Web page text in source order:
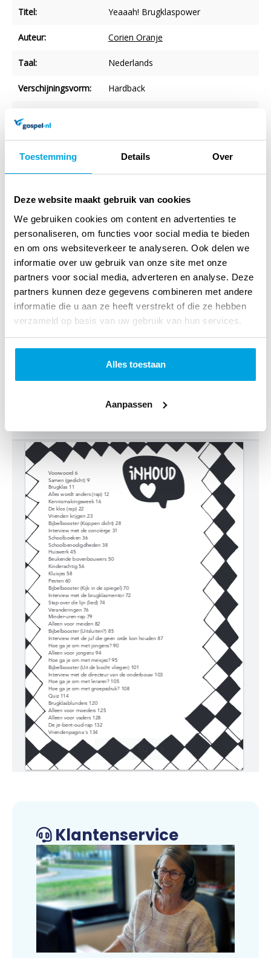
Toestemming Details Over
Deze website maakt gebruik van cookies
We gebruiken cookies om content en advertenties te
personaliseren, om functies voor social media te bieden
en om ons websiteverkeer te analyseren. Ook delen we
informatie over uw gebruik van onze site met onze
partners voor social media, adverteren en analyse. Deze
partners kunnen deze gegevens combineren met andere
informatie die u aan ze heeft verstrekt of die ze hebben
verzameld op basis van uw gebruik van hun services.
Alles toestaan
Aanpassen
Titel: Yeaaah! Brugklaspower
Auteur: Corien Oranje
Taal: Nederlands
Verschijningsvorm: Hardback
NUR-code: 248
Uitgever: Jongbloed Uitgeverij BV
Art.nr.: 9789033835742
Verschijningsdatum: Januari 2020
Afmetingen: 238 x 155 x 18 mm
Klantenservice